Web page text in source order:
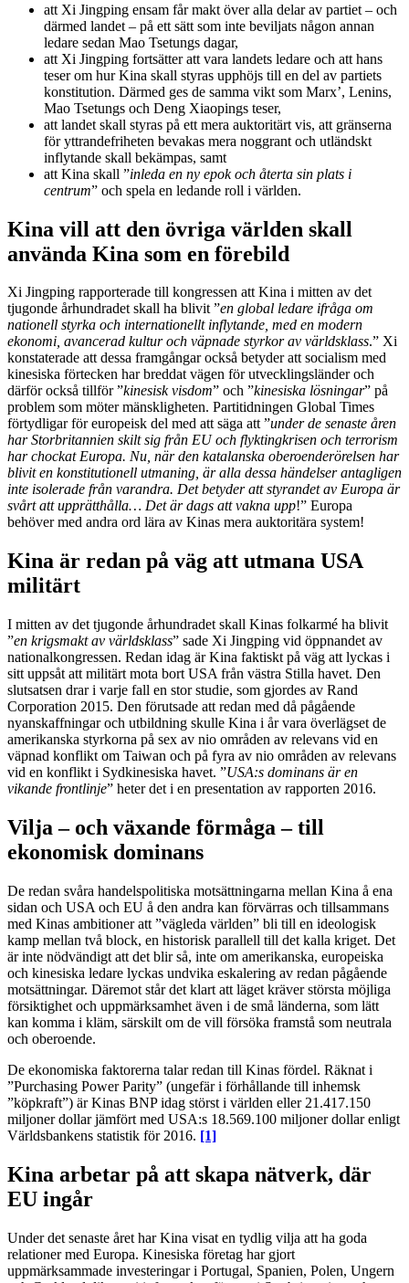
att Xi Jingping ensam får makt över alla delar av partiet – och
därmed landet – på ett sätt som inte beviljats någon annan
ledare sedan Mao Tsetungs dagar,
att Xi Jingping fortsätter att vara landets ledare och att hans
teser om hur Kina skall styras upphöjs till en del av partiets
konstitution. Därmed ges de samma vikt som Marx’, Lenins,
Mao Tsetungs och Deng Xiaopings teser,
att landet skall styras på ett mera auktoritärt vis, att gränserna
för yttrandefriheten bevakas mera noggrant och utländskt
inflytande skall bekämpas, samt
att Kina skall ”inleda en ny epok och återta sin plats i
centrum” och spela en ledande roll i världen.
Kina vill att den övriga världen skall
använda Kina som en förebild
Xi Jingping rapporterade till kongressen att Kina i mitten av det
tjugonde århundradet skall ha blivit ”en global ledare ifråga om
nationell styrka och internationellt inflytande, med en modern
ekonomi, avancerad kultur och väpnade styrkor av världsklass.” Xi
konstaterade att dessa framgångar också betyder att socialism med
kinesiska förtecken har breddat vägen för utvecklingsländer och
därför också tillför ”kinesisk visdom” och ”kinesiska lösningar” på
problem som möter mänskligheten. Partitidningen Global Times
förtydligar för europeisk del med att säga att ”under de senaste åren
har Storbritannien skilt sig från EU och flyktingkrisen och terrorism
har chockat Europa. Nu, när den katalanska oberoenderörelsen har
blivit en konstitutionell utmaning, är alla dessa händelser antagligen
inte isolerade från varandra. Det betyder att styrandet av Europa är
svårt att upprätthålla… Det är dags att vakna upp!” Europa
behöver med andra ord lära av Kinas mera auktoritära system!
Kina är redan på väg att utmana USA
militärt
I mitten av det tjugonde århundradet skall Kinas folkarmé ha blivit
”en krigsmakt av världsklass” sade Xi Jingping vid öppnandet av
nationalkongressen. Redan idag är Kina faktiskt på väg att lyckas i
sitt uppsåt att militärt mota bort USA från västra Stilla havet. Den
slutsatsen drar i varje fall en stor studie, som gjordes av Rand
Corporation 2015. Den förutsade att redan med då pågående
nyanskaffningar och utbildning skulle Kina i år vara överlägset de
amerikanska styrkorna på sex av nio områden av relevans vid en
väpnad konflikt om Taiwan och på fyra av nio områden av relevans
vid en konflikt i Sydkinesiska havet. ”USA:s dominans är en
vikande frontlinje” heter det i en presentation av rapporten 2016.
Vilja – och växande förmåga – till
ekonomisk dominans
De redan svåra handelspolitiska motsättningarna mellan Kina å ena
sidan och USA och EU å den andra kan förvärras och tillsammans
med Kinas ambitioner att ”vägleda världen” bli till en ideologisk
kamp mellan två block, en historisk parallell till det kalla kriget. Det
är inte nödvändigt att det blir så, inte om amerikanska, europeiska
och kinesiska ledare lyckas undvika eskalering av redan pågående
motsättningar. Däremot står det klart att läget kräver största möjliga
försiktighet och uppmärksamhet även i de små länderna, som lätt
kan komma i kläm, särskilt om de vill försöka framstå som neutrala
och oberoende.
De ekonomiska faktorerna talar redan till Kinas fördel. Räknat i
”Purchasing Power Parity” (ungefär i förhållande till inhemsk
”köpkraft”) är Kinas BNP idag störst i världen eller 21.417.150
miljoner dollar jämfört med USA:s 18.569.100 miljoner dollar enligt
Världsbankens statistik för 2016. [1]
Kina arbetar på att skapa nätverk, där
EU ingår
Under det senaste året har Kina visat en tydlig vilja att ha goda
relationer med Europa. Kinesiska företag har gjort
uppmärksammade investeringar i Portugal, Spanien, Polen, Ungern